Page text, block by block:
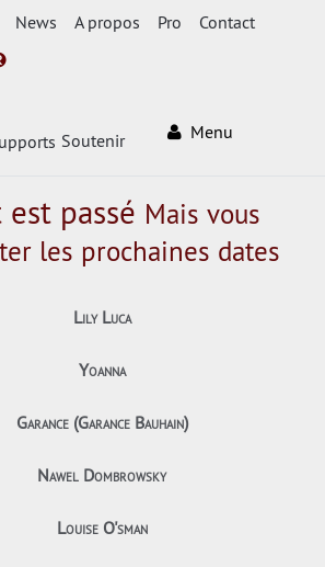
News A propos Pro Contact
Soutenir Menu
est passé Mais vous
les prochaines dates
Lily Luca
Yoanna
Garance (Garance Bauhain)
Nawel Dombrowsky
Louise O'sman